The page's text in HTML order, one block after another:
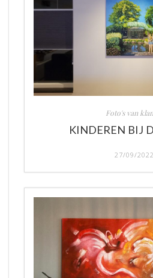
Foto's van
KINDEREN BIJ
27/09/2022